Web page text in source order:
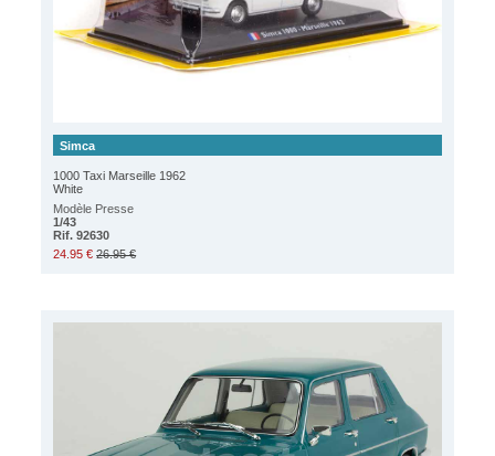
Simca
1000 Taxi Marseille 1962
White
Modèle Presse
1/43
Rif. 92630
24.95 € 26.95 €